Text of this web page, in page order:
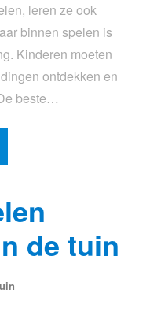
leren ze ook
binnen spelen is
Kinderen moeten
ontdekken en
beste…
de tuin